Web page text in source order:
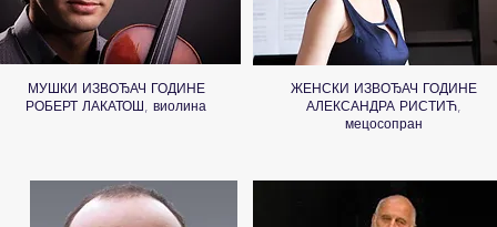
МУШКИ ИЗВОЂАЧ ГОДИНЕ
РОБЕРТ ЛАКАТОШ, виолина
ЖЕНСКИ ИЗВОЂАЧ ГОДИНЕ
АЛЕКСАНДРА РИСТИЋ,
мецосопран